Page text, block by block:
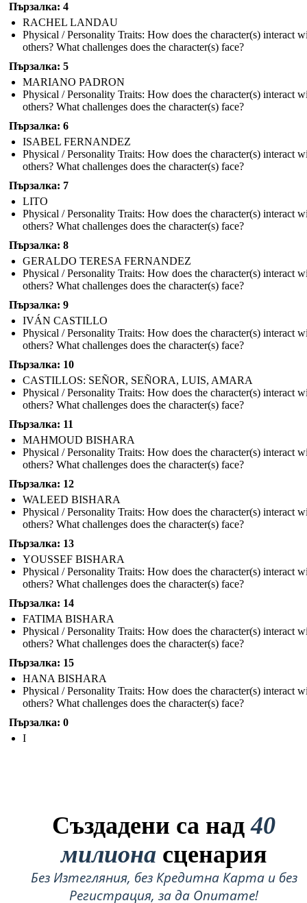
Пързалка: 4
RACHEL LANDAU
Physical / Personality Traits: How does the character(s) interact
others? What challenges does the character(s) face?
Пързалка: 5
MARIANO PADRON
Physical / Personality Traits: How does the character(s) interact
others? What challenges does the character(s) face?
Пързалка: 6
ISABEL FERNANDEZ
Physical / Personality Traits: How does the character(s) interact
others? What challenges does the character(s) face?
Пързалка: 7
LITO
Physical / Personality Traits: How does the character(s) interact
others? What challenges does the character(s) face?
Пързалка: 8
GERALDO TERESA FERNANDEZ
Physical / Personality Traits: How does the character(s) interact
others? What challenges does the character(s) face?
Пързалка: 9
IVÁN CASTILLO
Physical / Personality Traits: How does the character(s) interact
others? What challenges does the character(s) face?
Пързалка: 10
CASTILLOS: SEÑOR, SEÑORA, LUIS, AMARA
Physical / Personality Traits: How does the character(s) interact
others? What challenges does the character(s) face?
Пързалка: 11
MAHMOUD BISHARA
Physical / Personality Traits: How does the character(s) interact
others? What challenges does the character(s) face?
Пързалка: 12
WALEED BISHARA
Physical / Personality Traits: How does the character(s) interact
others? What challenges does the character(s) face?
Пързалка: 13
YOUSSEF BISHARA
Physical / Personality Traits: How does the character(s) interact
others? What challenges does the character(s) face?
Пързалка: 14
FATIMA BISHARA
Physical / Personality Traits: How does the character(s) interact
others? What challenges does the character(s) face?
Пързалка: 15
HANA BISHARA
Physical / Personality Traits: How does the character(s) interact
others? What challenges does the character(s) face?
Пързалка: 0
I
Създадени са над40
милиона сценария
Без Изтегляния, без Кредитна Карта и без
Регистрация, за да Опитате!